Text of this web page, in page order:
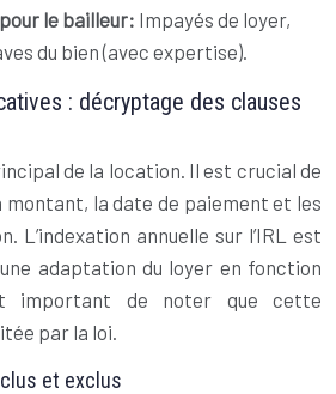
le bailleur: Impayés de loyer,
du bien (avec expertise).
: décryptage des clauses
de la location. Il est crucial de
montant, la date de paiement et les
L’indexation annuelle sur l’IRL est
adaptation du loyer en fonction
important de noter que cette
par la loi.
et exclus